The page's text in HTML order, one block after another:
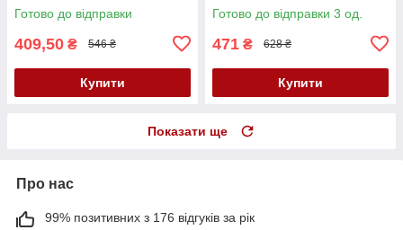
Готово до відправки
409,50 ₴ 546 ₴
Купити
Готово до відправки 3 од.
471 ₴ 628 ₴
Купити
Показати ще
Про нас
99% позитивних з 176 відгуків за рік